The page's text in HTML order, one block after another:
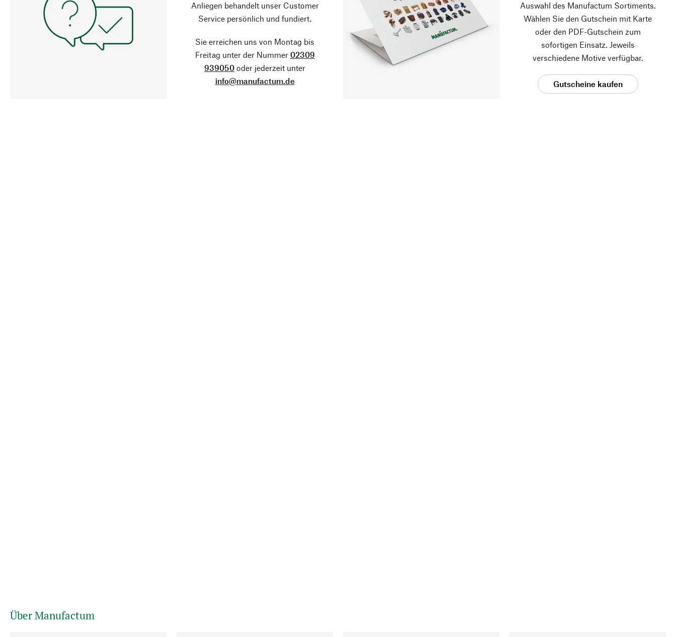
Anliegen behandelt unser Customer
Service persönlich und fundiert.
Sie erreichen uns von Montag bis
Freitag unter der Nummer 02309
939050 oder jederzeit unter
info@manufactum.de
Auswahl des Manufactum Sortiments.
Wählen Sie den Gutschein mit Karte
oder den PDF-Gutschein zum
sofortigen Einsatz. Jeweils
verschiedene Motive verfügbar.
Gutscheine kaufen
Über Manufactum